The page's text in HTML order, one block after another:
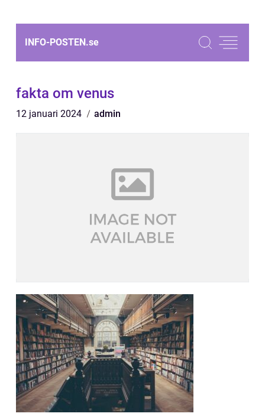
INFO-POSTEN.se
fakta om venus
12 januari 2024 admin